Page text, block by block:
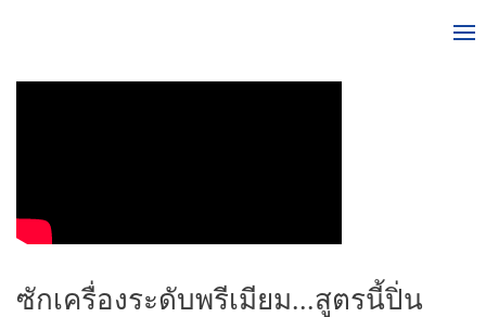
ซักเครื่องระดับพรีเมียม...สูตรนี้ปิ่น